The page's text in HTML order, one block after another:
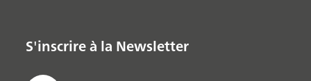
S'inscrire à la Newsletter